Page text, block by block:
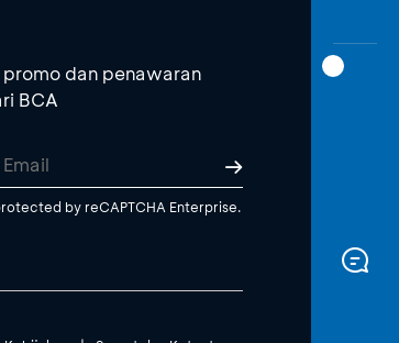
dan penawaran
BCA
by reCAPTCHA Enterprise.